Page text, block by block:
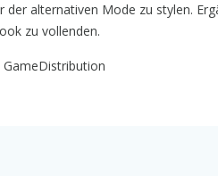
der alternativen Mode zu stylen.
zu vollenden.
GameDistribution